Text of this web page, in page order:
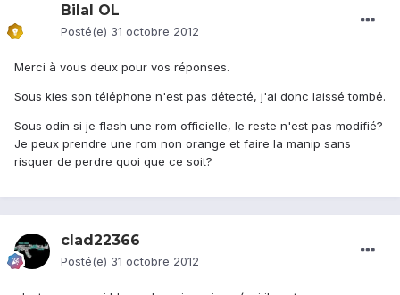
Bilal OL
Posté(e) 31 octobre 2012
Merci à vous deux pour vos réponses.
Sous kies son téléphone n'est pas détecté, j'ai donc laissé tombé.
Sous odin si je flash une rom officielle, le reste n'est pas modifié?
Je peux prendre une rom non orange et faire la manip sans
risquer de perdre quoi que ce soit?
clad22366
Posté(e) 31 octobre 2012